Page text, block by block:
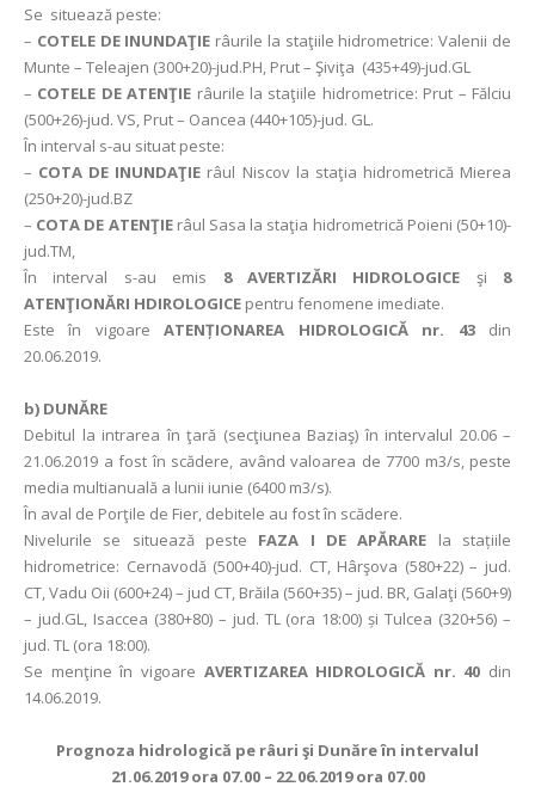
Se situează peste:
– COTELE DE INUNDAŢIE râurile la staţiile hidrometrice: Valenii de
Munte – Teleajen (300+20)-jud.PH, Prut – Şiviţa (435+49)-jud.GL
– COTELE DE ATENŢIE râurile la staţiile hidrometrice: Prut – Fălciu
(500+26)-jud. VS, Prut – Oancea (440+105)-jud. GL.
În interval s-au situat peste:
– COTA DE INUNDAŢIE râul Niscov la staţia hidrometrică Mierea
(250+20)-jud.BZ
– COTA DE ATENŢIErâul Sasa la staţia hidrometrică Poieni (50+10)-
jud.TM,
În interval s-au emis 8 AVERTIZĂRI HIDROLOGICE şi 8
ATENŢIONĂRI HDIROLOGICE pentru fenomene imediate.
Este în vigoareATENȚIONAREA HIDROLOGICĂ nr. 43din
20.06.2019.
b) DUNĂRE
Debitul la intrarea în ţară (secţiunea Baziaş) în intervalul 20.06 –
21.06.2019 a fost în scădere, având valoarea de 7700 m3/s, peste
media multianuală a lunii iunie (6400 m3/s).
În aval de Porţile de Fier, debitele au fost în scădere.
Nivelurile se situează peste FAZA I DE APĂRARE la stațiile
hidrometrice: Cernavodă (500+40)-jud. CT, Hârşova (580+22) – jud.
CT, Vadu Oii (600+24) – jud CT, Brăila (560+35) – jud. BR, Galaţi (560+9)
– jud.GL, Isaccea (380+80) – jud. TL (ora 18:00) și Tulcea (320+56) –
jud. TL (ora 18:00).
Se menţine în vigoare AVERTIZAREA HIDROLOGICĂ nr. 40 din
14.06.2019.
Prognoza hidrologică pe râuri şi Dunăre în intervalul
21.06.2019 ora 07.00 – 22.06.2019 ora 07.00